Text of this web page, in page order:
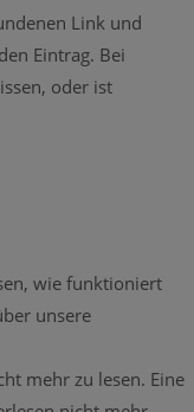
Link und
Eintrag. Bei
oder ist
wie funktioniert
unsere
mehr zu lesen. Eine